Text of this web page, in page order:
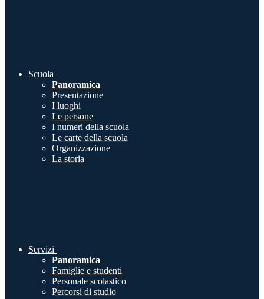
Scuola
Panoramica
Presentazione
I luoghi
Le persone
I numeri della scuola
Le carte della scuola
Organizzazione
La storia
Servizi
Panoramica
Famiglie e studenti
Personale scolastico
Percorsi di studio